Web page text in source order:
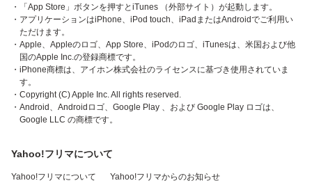
・「App Store」ボタンを押すとiTunes （外部サイト）が起動します。
・アプリケーションはiPhone、iPod touch、iPadまたはAndroidでご利用い
ただけます。
・Apple、Appleのロゴ、App Store、iPodのロゴ、iTunesは、米国および他
国のApple Inc.の登録商標です。
・iPhone商標は、アイホン株式会社のライセンスに基づき使用されていま
す。
・Copyright (C) Apple Inc. All rights reserved.
・Android、Androidロゴ、Google Play 、および Google Play ロゴは、
Google LLC の商標です。
Yahoo!フリマについて
Yahoo!フリマについて Yahoo!フリマからのお知らせ